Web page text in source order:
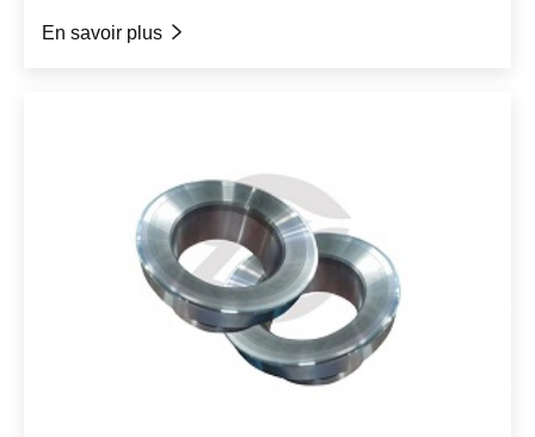
En savoir plus 